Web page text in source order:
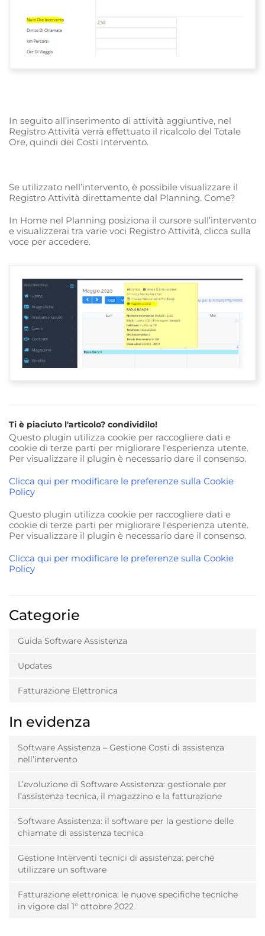
In seguito all’inserimento di attività aggiuntive, nel
Registro Attività verrà effettuato il ricalcolo del Totale
Ore, quindi dei Costi Intervento.
Se utilizzato nell’intervento, è possibile visualizzare il
Registro Attività direttamente dal Planning. Come?
In Home nel Planning posiziona il cursore sull’intervento
e visualizzerai tra varie voci Registro Attività, clicca sulla
voce per accedere.
Ti è piaciuto l'articolo? condividilo!
Questo plugin utilizza cookie per raccogliere dati e
cookie di terze parti per migliorare l'esperienza utente.
Per visualizzare il plugin è necessario dare il consenso.
Clicca qui per modificare le preferenze sulla Cookie
Policy
Questo plugin utilizza cookie per raccogliere dati e
cookie di terze parti per migliorare l'esperienza utente.
Per visualizzare il plugin è necessario dare il consenso.
Clicca qui per modificare le preferenze sulla Cookie
Policy
Categorie
Guida Software Assistenza
Updates
Fatturazione Elettronica
In evidenza
Software Assistenza – Gestione Costi di assistenza
nell’intervento
L’evoluzione di Software Assistenza: gestionale per
l’assistenza tecnica, il magazzino e la fatturazione
Software Assistenza: il software per la gestione delle
chiamate di assistenza tecnica
Gestione Interventi tecnici di assistenza: perché
utilizzare un software
Fatturazione elettronica: le nuove specifiche tecniche
in vigore dal 1° ottobre 2022